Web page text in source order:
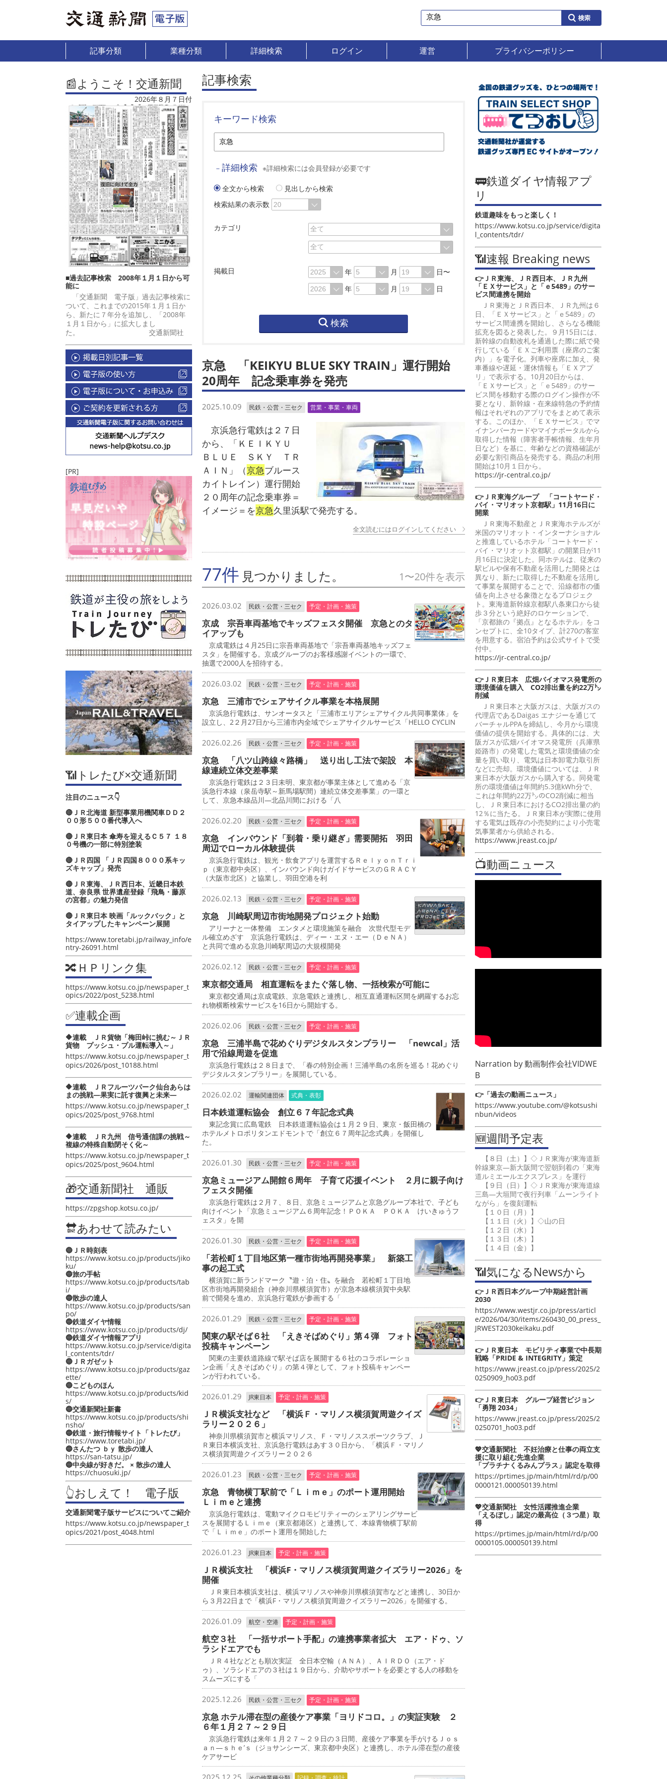
記事分類 業種分類 詳細検索 ログイン 運営 プライバシーポリシー
📰ようこそ！交通新聞
2026年８月７日付
■過去記事検索 2008年１月１日から可
能に
「交通新聞 電子版」過去記事検索に
ついて、これまでの2015年１月１日か
ら、新たに７年分を追加し、「2008年
１月１日から」に拡大しまし
た。 交通新聞社
[PR]
📶トレたび×交通新聞
注目のニュース👇
🔴ＪＲ北海道 新型事業用機関車ＤＤ２
００形５００番代導入へ
🔴ＪＲ東日本 傘寿を迎えるＣ５７ １８
０号機の一部に特別塗装
🔴ＪＲ四国 「ＪＲ四国８０００系キッ
ズキャップ」発売
🔴ＪＲ東海、ＪＲ西日本、近畿日本鉄
道、奈良県 世界遺産登録「飛鳥・藤原
の宮都」の魅力発信
🔴ＪＲ東日本 映画「ルックバック」と
タイアップしたキャンペーン展開
https://www.toretabi.jp/railway_info/e
ntry-26091.html
🔀ＨＰリンク集
https://www.kotsu.co.jp/newspaper_t
opics/2022/post_5238.html
✅連載企画
🔶連載 ＪＲ貨物「梅田峠に挑む～ＪＲ
貨物 プッシュ・プル運転導入～」
https://www.kotsu.co.jp/newspaper_t
opics/2026/post_10188.html
🔶連載 ＪＲフルーツパーク仙台あらは
まの挑戦―果実に託す復興と未来―
https://www.kotsu.co.jp/newspaper_t
opics/2025/post_9768.html
🔶連載 ＪＲ九州 信号通信課の挑戦～
複線の特殊自動閉そく化～
https://www.kotsu.co.jp/newspaper_t
opics/2025/post_9604.html
🎁交通新聞社 通販
https://zpgshop.kotsu.co.jp/
🔛あわせて読みたい
🔵ＪＲ時刻表
https://www.kotsu.co.jp/products/jiko
ku/
🔵旅の手帖
https://www.kotsu.co.jp/products/tab
i/
🔵散歩の達人
https://www.kotsu.co.jp/products/san
po/
🔵鉄道ダイヤ情報
https://www.kotsu.co.jp/products/dj/
🔵鉄道ダイヤ情報アプリ
https://www.kotsu.co.jp/service/digita
l_contents/tdr/
🔵ＪＲガゼット
https://www.kotsu.co.jp/products/gaz
ette/
🔵こどものほん
https://www.kotsu.co.jp/products/kid
s/
🔵交通新聞社新書
https://www.kotsu.co.jp/products/shi
nsho/
🔵鉄道・旅行情報サイト「トレたび」
https://www.toretabi.jp/
🔵さんたつ ｂｙ 散歩の達人
https://san-tatsu.jp/
🔵中央線が好きだ。 × 散歩の達人
https://chuosuki.jp/
👆おしえて！ 電子版
交通新聞電子版サービスについてご紹介
https://www.kotsu.co.jp/newspaper_t
opics/2021/post_4048.html
記事検索
キーワード検索
－ 詳細検索 ※詳細検索には会員登録が必要です
全文から検索
見出しから検索
検索結果の表示数
カテゴリ
掲載日 年 月
日〜
年
月 日
検索
京急 「KEIKYU BLUE SKY TRAIN」運行開始
20周年 記念乗車券を発売
2025.10.09 民鉄・公営・三セク 営業・事業・車両
京浜急行電鉄は２７日
から、「ＫＥＩＫＹＵ
ＢＬＵＥ ＳＫＹ ＴＲ
ＡＩＮ」（京急ブルース
カイトレイン）運行開始
２０周年の記念乗車券＝
イメージ＝を京急久里浜駅で発売する。
全文読むにはログインしてください
77件 見つかりました。 1〜20件を表示
2026.03.02 民鉄・公営・三セク 予定・計画・施策
京成 宗吾車両基地でキッズフェスタ開催 京急とのタ
イアップも
京成電鉄は４月25日に宗吾車両基地で「宗吾車両基地キッズフェ
スタ」を開催する。京成グループのお客様感謝イベントの一環で、
抽選で2000人を招待する。
2026.03.02 民鉄・公営・三セク 予定・計画・施策
京急 三浦市でシェアサイクル事業を本格展開
京浜急行電鉄は、サンオータスと「三浦市エリアシェアサイクル共同事業体」を
設立し、2２月27日から三浦市内全域でシェアサイクルサービス「HELLO CYCLIN
2026.02.26 民鉄・公営・三セク 予定・計画・施策
京急 「八ツ山跨線々路橋」 送り出し工法で架設 本
線連続立体交差事業
京浜急行電鉄は２３日未明、東京都が事業主体として進める「京
浜急行本線（泉岳寺駅～新馬場駅間）連続立体交差事業」の一環と
して、京急本線品川―北品川間における「八
2026.02.20 民鉄・公営・三セク 予定・計画・施策
京急 インバウンド「到着・乗り継ぎ」需要開拓 羽田
周辺でローカル体験提供
京浜急行電鉄は、観光・飲食アプリを運営するＲｅｌｙｏｎＴｒｉ
ｐ（東京都中央区）、インバウンド向けガイドサービスのＧＲＡＣＹ
（大阪市北区）と協業し、羽田空港を利
2026.02.13 民鉄・公営・三セク 予定・計画・施策
京急 川崎駅周辺市街地開発プロジェクト始動
アリーナと一体整備 エンタメと環境施策を融合 次世代型モデ
ル確立めざす 京浜急行電鉄は、ディー・エヌ・エー（ＤｅＮＡ）
と共同で進める京急川崎駅周辺の大規模開発
2026.02.12 民鉄・公営・三セク 予定・計画・施策
東京都交通局 相直運転をまたぐ落し物、一括検索が可能に
東京都交通局は京成電鉄、京急電鉄と連携し、相互直通運転区間を網羅するお忘
れ物横断検索サービスを16日から開始する。
2026.02.06 民鉄・公営・三セク 予定・計画・施策
京急 三浦半島で花めぐりデジタルスタンプラリー 「newcal」活
用で沿線周遊を促進
京浜急行電鉄は２８日まで、「春の特別企画！三浦半島の名所を巡る！花めぐり
デジタルスタンプラリー」を展開している。
2026.02.02 運輸関連団体 式典・表彰
日本鉄道運転協会 創立６７年記念式典
東記念賞に広島電鉄 日本鉄道運転協会は１月２９日、東京・飯田橋の
ホテルメトロポリタンエドモントで「創立６７周年記念式典」を開催し
た。
2026.01.30 民鉄・公営・三セク 予定・計画・施策
京急ミュージアム開館６周年 子育て応援イベント ２月に親子向け
フェスタ開催
京浜急行電鉄は２月７、８日、京急ミュージアムと京急グループ本社で、子ども
向けイベント「京急ミュージアム６周年記念！ＰＯＫＡ ＰＯＫＡ けいきゅうフ
ェスタ」を開
2026.01.30 民鉄・公営・三セク 予定・計画・施策
「若松町１丁目地区第一種市街地再開発事業」 新築工
事の起工式
横須賀に新ランドマーク〝遊・泊・住〟を融合 若松町１丁目地
区市街地再開発組合（神奈川県横須賀市）が京急本線横須賀中央駅
前で開発を進め、京浜急行電鉄が参画する「
2026.01.29 民鉄・公営・三セク 予定・計画・施策
関東の駅そば６社 「えきそばめぐり」第４弾 フォト
投稿キャンペーン
関東の主要鉄道路線で駅そば店を展開する６社のコラボレーショ
ン企画「えきそばめぐり」の第４弾として、フォト投稿キャンペー
ンが行われている。
2026.01.29 JR東日本 予定・計画・施策
ＪＲ横浜支社など 「横浜Ｆ・マリノス横須賀周遊クイズ
ラリー２０２６」
神奈川県横須賀市と横浜マリノス、Ｆ・マリノススポーツクラブ、Ｊ
Ｒ東日本横浜支社、京浜急行電鉄はあす３０日から、「横浜Ｆ・マリノ
ス横須賀周遊クイズラリー２０２６
2026.01.23 民鉄・公営・三セク 予定・計画・施策
京急 青物横丁駅前で「Ｌｉｍｅ」のポート運用開始
Ｌｉｍｅと連携
京浜急行電鉄は、電動マイクロモビリティーのシェアリングサービ
スを展開するＬｉｍｅ（東京都港区）と連携して、本線青物横丁駅前
で「Ｌｉｍｅ」のポート運用を開始した
2026.01.23 JR東日本 予定・計画・施策
ＪＲ横浜支社 「横浜F・マリノス横須賀周遊クイズラリー2026」を
開催
ＪＲ東日本横浜支社は、横浜マリノスや神奈川県横須賀市などと連携し、30日か
ら３月22日まで「横浜F・マリノス横須賀周遊クイズラリー2026」を開催する。
2026.01.09 航空・空港 予定・計画・施策
航空３社 「一括サポート手配」の連携事業者拡大 エア・ドゥ、ソ
ラシドエアでも
ＪＲ４社などとも順次実証 全日本空輸（ＡＮＡ）、ＡＩＲＤＯ（エア・ド
ゥ）、ソラシドエアの３社は１９日から、介助やサポートを必要とする人の移動を
スムーズにする「
2025.12.26 民鉄・公営・三セク 予定・計画・施策
京急 ホテル滞在型の産後ケア事業「ヨリドコロ。」の実証実験 ２
６年１月２７～２９日
京浜急行電鉄は来年１月２７～２９日の３日間、産後ケア事業を手がけるＪｏｓ
ａｎ―ｓｈｅ’ｓ（ジョサンシーズ、東京都中央区）と連携し、ホテル滞在型の産後
ケアサービ
🚃鉄道ダイヤ情報アプ
リ
鉄道趣味をもっと楽しく！
https://www.kotsu.co.jp/service/digita
l_contents/tdr/
📶速報 Breaking news
👉ＪＲ東海、ＪＲ西日本、ＪＲ九州
「ＥＸサービス」と「ｅ5489」のサー
ビス間連携を開始
ＪＲ東海とＪＲ西日本、ＪＲ九州は６
日、「ＥＸサービス」と「ｅ5489」の
サービス間連携を開始し、さらなる機能
拡充を図ると発表した。９月15日には、
新幹線の自動改札を通過した際に紙で発
行している「ＥＸご利用票（座席のご案
内）」を電子化。列車や座席に加え、発
車番線や遅延・運休情報も「ＥＸアプ
リ」で表示する。10月20日からは、
「ＥＸサービス」と「ｅ5489」のサー
ビス間を移動する際のログイン操作が不
要となり、新幹線・在来線特急の予約情
報はそれぞれのアプリでをまとめて表示
する。このほか、「ＥＸサービス」でマ
イナンバーカードやマイナポータルから
取得した情報（障害者手帳情報、生年月
日など）を基に、年齢などの資格確認が
必要な割引商品を発売する。商品の利用
開始は10月１日から。
https://jr-central.co.jp/
👉ＪＲ東海グループ 「コートヤード・
バイ・マリオット京都駅」11月16日に
開業
ＪＲ東海不動産とＪＲ東海ホテルズが
米国のマリオット・インターナショナル
と推進しているホテル「コートヤード・
バイ・マリオット京都駅」の開業日が11
月16日に決定した。同ホテルは、従来の
駅ビルや保有不動産を活用した開発とは
異なり、新たに取得した不動産を活用し
て事業を展開することで、沿線都市の価
値を向上させる象徴となるプロジェク
ト。東海道新幹線京都駅八条東口から徒
歩３分という絶好のロケーションで、
「京都旅の『拠点』となるホテル」をコ
ンセプトに、全10タイプ、計270の客室
を用意する。宿泊予約は公式サイトで受
付中。
https://jr-central.co.jp/
👉ＪＲ東日本 広畑バイオマス発電所の
環境価値を購入 CO2排出量を約22万㌧
削減
ＪＲ東日本と大阪ガスは、大阪ガスの
代理店であるDaigas エナジーを通じて
バーチャルPPAを締結し、今月から環境
価値の提供を開始する。具体的には、大
阪ガスが広畑バイオマス発電所（兵庫県
姫路市）の発電した電気と環境価値の全
量を買い取り、電気は日本卸電力取引所
などに売却。環境価値については、ＪＲ
東日本が大阪ガスから購入する。同発電
所の環境価値は年間約5.3億kWh分で、
これは年間約22万㌧のCO2削減に相当
し、ＪＲ東日本におけるCO2排出量の約
12％に当たる。ＪＲ東日本が実際に使用
する電気は既存の小売契約により小売電
気事業者から供給される。
https://www.jreast.co.jp/
📺動画ニュース
Narration by動画制作会社VIDWE
B
👉「過去の動画ニュース」
https://www.youtube.com/@kotsushi
nbun/videos
🆕週間予定表
【８日（土）】◇ＪＲ東海が東海道新
幹線東京―新大阪間で翌朝到着の「東海
道ルミエールエクスプレス」を運行
【９日（日）】◇ＪＲ東海が東海道線
三島―大垣間で夜行列車「ムーンライト
ながら」を復刻運転
【１０日（月）】
【１１日（火）】◇山の日
【１２日（水）】
【１３日（木）】
【１４日（金）】
📶気になるNewsから
👉ＪＲ西日本グループ中期経営計画
2030
https://www.westjr.co.jp/press/articl
e/2026/04/30/items/260430_00_press_
JRWEST2030keikaku.pdf
👉ＪＲ東日本 モビリティ事業で中長期
戦略「PRIDE & INTEGRITY」策定
https://www.jreast.co.jp/press/2025/2
0250909_ho03.pdf
👉ＪＲ東日本 グループ経営ビジョン
「勇翔 2034」
https://www.jreast.co.jp/press/2025/2
0250701_ho03.pdf
💖交通新聞社 不妊治療と仕事の両立支
援に取り組む先進企業
「プラチナくるみんプラス」認定を取得
https://prtimes.jp/main/html/rd/p/00
0000121.000050139.html
💖交通新聞社 女性活躍推進企業
「えるぼし」認定の最高位（３つ星）取
得
https://prtimes.jp/main/html/rd/p/00
0000105.000050139.html